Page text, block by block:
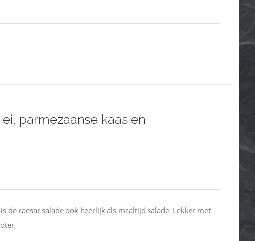
parmezaanse kaas en
de caesar salade ook heerlijk als maaltijd salade. Lekker met